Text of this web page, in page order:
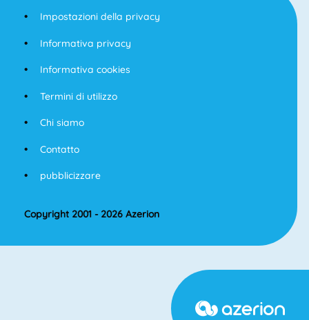
Impostazioni della privacy
Informativa privacy
Informativa cookies
Termini di utilizzo
Chi siamo
Contatto
pubblicizzare
Copyright 2001 - 2026 Azerion